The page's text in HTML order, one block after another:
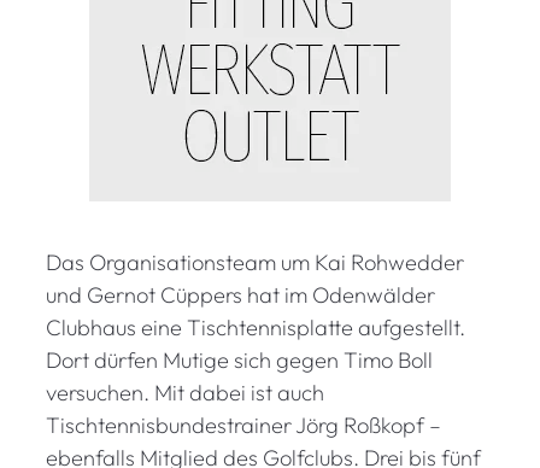
Das Organisationsteam um Kai Rohwedder
und Gernot Cüppers hat im Odenwälder
Clubhaus eine Tischtennisplatte aufgestellt.
Dort dürfen Mutige sich gegen Timo Boll
versuchen. Mit dabei ist auch
Tischtennisbundestrainer Jörg Roßkopf –
ebenfalls Mitglied des Golfclubs. Drei bis fünf